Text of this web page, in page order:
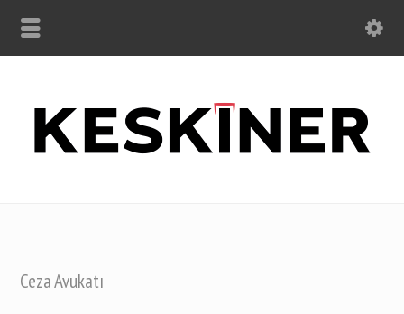
Ceza Avukatı